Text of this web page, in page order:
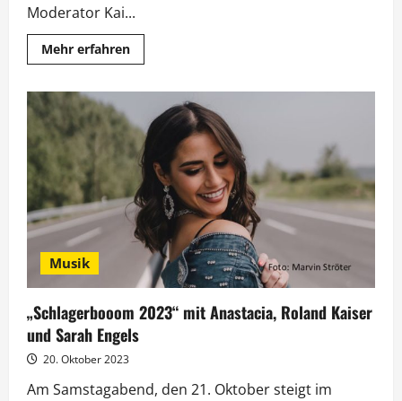
Moderator Kai...
Mehr erfahrenMehr
Informationen
denn
sowas?
XXL“
lädt
zum
Länderduell
ein
Musik
„Schlagerbooom 2023“ mit Anastacia, Roland Kaiser
und Sarah Engels
20. Oktober 2023
Am Samstagabend, den 21. Oktober steigt im